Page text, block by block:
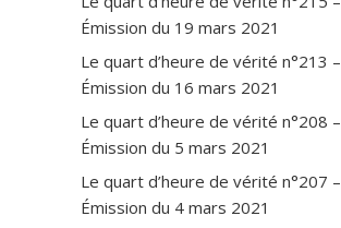
Émission du 19 mars 2021
Le quart d’heure de vérité n°213 –
Émission du 16 mars 2021
Le quart d’heure de vérité n°208 –
Émission du 5 mars 2021
Le quart d’heure de vérité n°207 –
Émission du 4 mars 2021